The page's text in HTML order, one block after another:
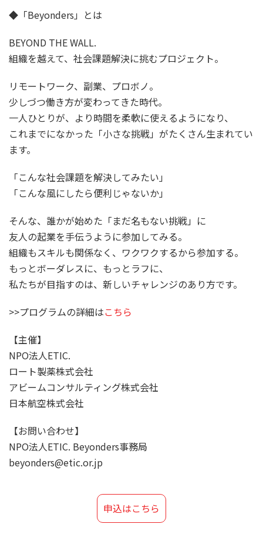
◆「Beyonders」とは
BEYOND THE WALL.
組織を越えて、社会課題解決に挑むプロジェクト。
リモートワーク、副業、プロボノ。
少しづつ働き方が変わってきた時代。
一人ひとりが、より時間を柔軟に使えるようになり、
これまでになかった「小さな挑戦」がたくさん生まれてい
ます。
「こんな社会課題を解決してみたい」
「こんな風にしたら便利じゃないか」
そんな、誰かが始めた「まだ名もない挑戦」に
友人の起業を手伝うように参加してみる。
組織もスキルも関係なく、ワクワクするから参加する。
もっとボーダレスに、もっとラフに、
私たちが目指すのは、新しいチャレンジのあり方です。
>>プログラムの詳細はこちら
【主催】
NPO法人ETIC.
ロート製薬株式会社
アビームコンサルティング株式会社
日本航空株式会社
【お問い合わせ】
NPO法人ETIC. Beyonders事務局
beyonders@etic.or.jp
申込はこちら